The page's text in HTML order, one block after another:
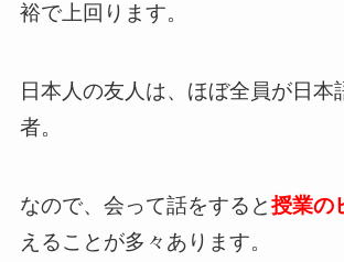
裕で上回ります。
日本人の友人は、ほぼ全員が日本
者。
なので、会って話をすると授業の
えることが多々あります。